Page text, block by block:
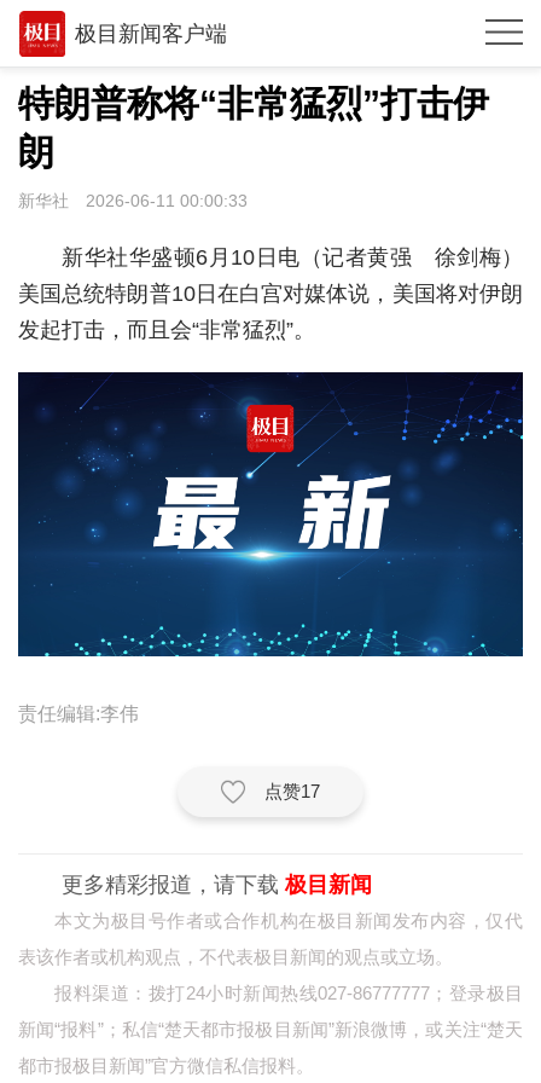
极目新闻客户端
推荐
体育
观点
湖北
武汉
环球
专题
极客圈
经济
汽车
房产
消费
创意
特朗普称将“非常猛烈”打击伊
朗
新华社 2026-06-11 00:00:33
新华社华盛顿6月10日电（记者黄强 徐剑梅）
美国总统特朗普10日在白宫对媒体说，美国将对伊朗
发起打击，而且会“非常猛烈”。
责任编辑:李伟
点赞17
更多精彩报道，请下载极目新闻
本文为极目号作者或合作机构在极目新闻发布内容，仅代
表该作者或机构观点，不代表极目新闻的观点或立场。
报料渠道：拨打24小时新闻热线027-86777777；登录极目
新闻“报料”；私信“楚天都市报极目新闻”新浪微博，或关注“楚天
都市报极目新闻”官方微信私信报料。